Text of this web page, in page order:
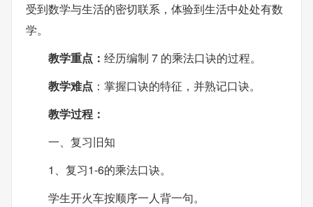
受到数学与生活的密切联系，体验到生活中处处有数
学。
教学重点： 经历编制 7 的乘法口诀的过程。
教学难点 ：掌握口诀的特征，并熟记口诀。
教学过程：
一、复习旧知
1、复习1-6的乘法口诀。
学生开火车按顺序一人背一句。